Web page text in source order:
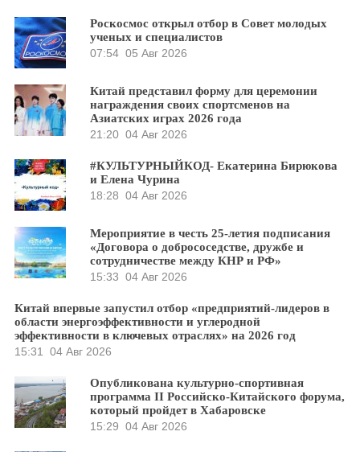
Роскосмос открыл отбор в Совет молодых
ученых и специалистов
07:54 05 Авг 2026
Китай представил форму для церемонии
награждения своих спортсменов на
Азиатских играх 2026 года
21:20 04 Авг 2026
#КУЛЬТУРНЫЙКОД- Екатерина Бирюкова
и Елена Чурина
18:28 04 Авг 2026
Мероприятие в честь 25-летия подписания
«Договора о добрососедстве, дружбе и
сотрудничестве между КНР и РФ»
15:33 04 Авг 2026
Китай впервые запустил отбор «предприятий-лидеров в
области энергоэффективности и углеродной
эффективности в ключевых отраслях» на 2026 год
15:31 04 Авг 2026
Опубликована культурно-спортивная
программа II Российско-Китайского форума,
который пройдет в Хабаровске
15:29 04 Авг 2026